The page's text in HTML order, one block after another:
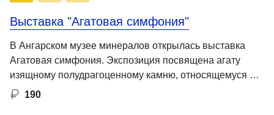
Выставка "Агатовая симфония"
В Ангарском музее минералов открылась выставка
Агатовая симфония. Экспозиция посвящена агату
изящному полудрагоценному камню, относящемуся …
190